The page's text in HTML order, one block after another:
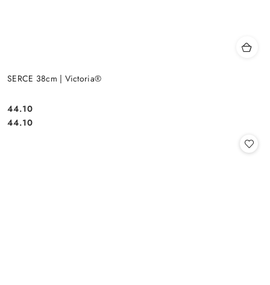
SERCE 38cm | Victoria®
Cena:
44.10
Cena:
44.10